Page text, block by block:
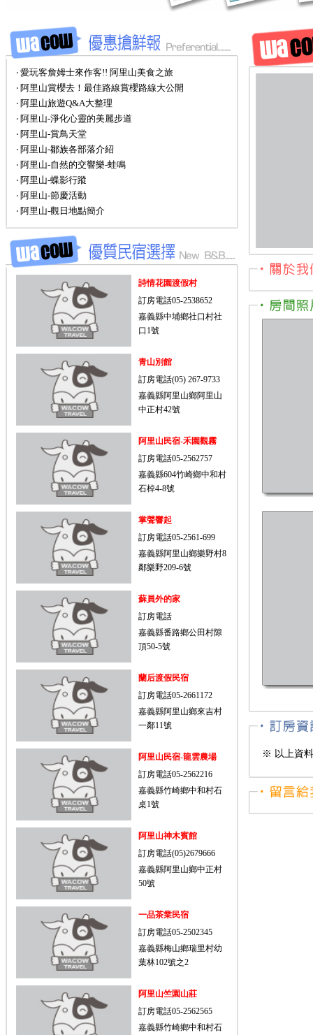
‧ 愛玩客詹姆士來作客!! 阿里山美食之旅
‧ 阿里山賞櫻去！最佳路線賞櫻路線大公開
‧ 阿里山旅遊Q&A大整理
‧ 阿里山-淨化心靈的美麗步道
‧ 阿里山-賞鳥天堂
‧ 阿里山-鄒族各部落介紹
‧ 阿里山-自然的交響樂-蛙鳴
‧ 阿里山-蝶影行蹤
‧ 阿里山-節慶活動
‧ 阿里山-觀日地點簡介
詩情花園渡假村
訂房電話05-2538652
嘉義縣中埔鄉社口村社
口1號
青山別館
訂房電話(05) 267-9733
嘉義縣阿里山鄉阿里山
中正村42號
阿里山民宿-禾園觀霧
訂房電話05-2562757
嘉義縣604竹崎鄉中和村
石棹4-8號
掌聲響起
訂房電話05-2561-699
嘉義縣阿里山鄉樂野村8
鄰樂野209-6號
蘇員外的家
訂房電話
嘉義縣番路鄉公田村隙
頂50-5號
蘭后渡假民宿
訂房電話05-2661172
嘉義縣阿里山鄉來吉村
一鄰11號
阿里山民宿-龍雲農場
訂房電話05-2562216
嘉義縣竹崎鄉中和村石
桌1號
阿里山神木賓館
訂房電話(05)2679666
嘉義縣阿里山鄉中正村
50號
一品茶業民宿
訂房電話05-2502345
嘉義縣梅山鄉瑞里村幼
葉林102號之2
阿里山竺園山莊
訂房電話05-2562565
嘉義縣竹崎鄉中和村石
※ 以上資